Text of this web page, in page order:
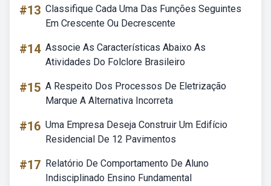
#13 Classifique Cada Uma Das Funções Seguintes
Em Crescente Ou Decrescente
#14 Associe As Características Abaixo As
Atividades Do Folclore Brasileiro
#15 A Respeito Dos Processos De Eletrização
Marque A Alternativa Incorreta
#16 Uma Empresa Deseja Construir Um Edifício
Residencial De 12 Pavimentos
#17 Relatório De Comportamento De Aluno
Indisciplinado Ensino Fundamental